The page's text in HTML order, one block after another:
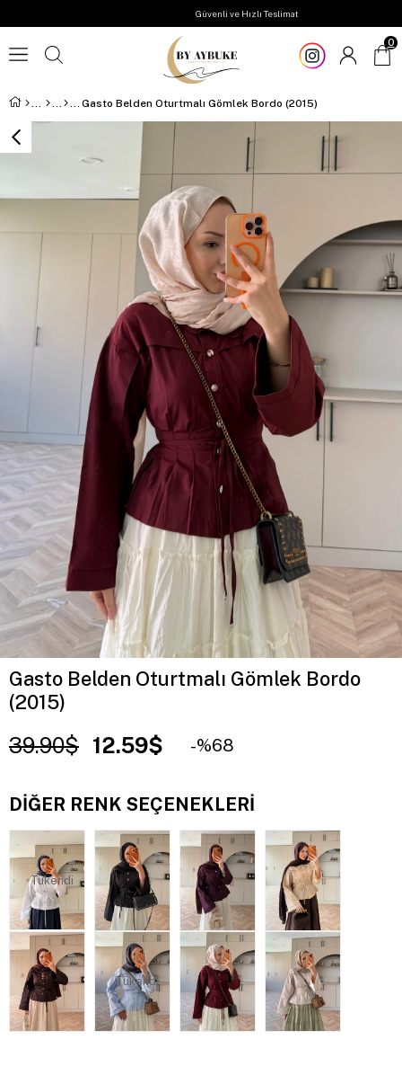
Güvenli ve Hızlı Teslimat
0
Gasto Belden Oturtmalı Gömlek Bordo (2015)
Gasto Belden Oturtmalı Gömlek Bordo
(2015)
39.90$ 12.59$ 68
DIĞER RENK SEÇENEKLERI
Tükendi
Tükendi